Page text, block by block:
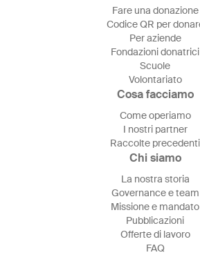
Fare una donazione
Codice QR per
Per aziende
Fondazioni donatrici
Scuole
Volontariato
Cosa facciamo
Come operiamo
I nostri partner
Raccolte precedenti
Chi siamo
La nostra storia
Governance e team
Missione e mandato
Pubblicazioni
Offerte di lavoro
FAQ